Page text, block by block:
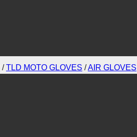
/ TLD MOTO GLOVES /AIR GLOVES